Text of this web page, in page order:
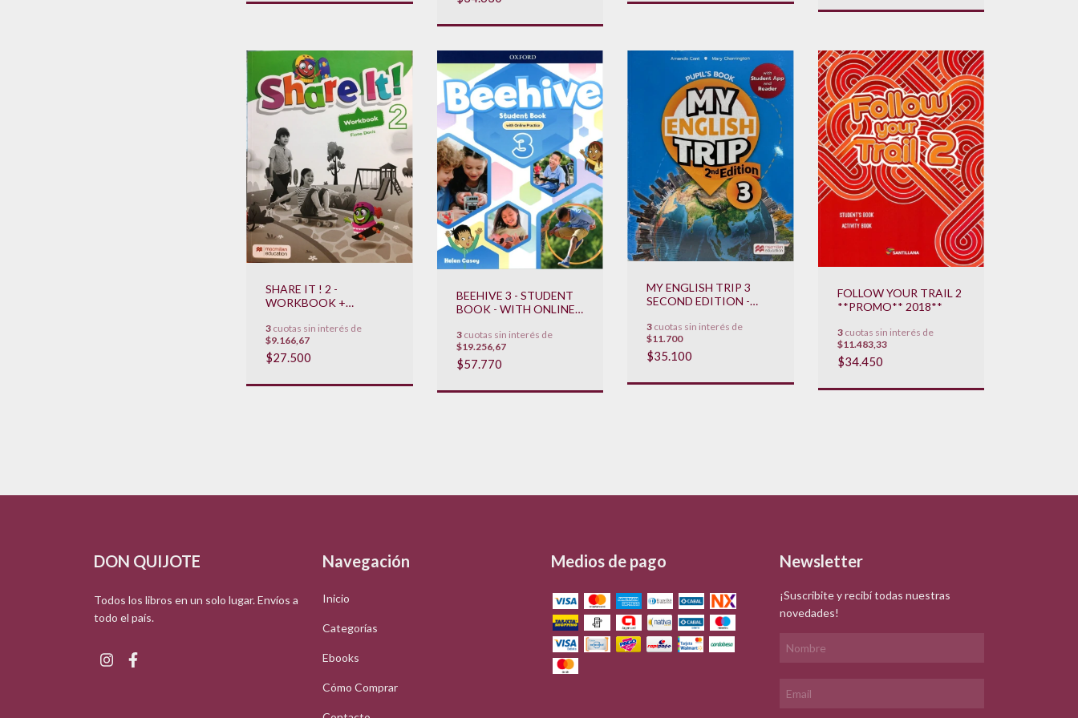
SHARE IT ! 2 -
WORKBOOK +
**NOVEDAD 2022**
3 cuotas sin interés de
$9.166,67
$27.500
BEEHIVE 3 - STUDENT
BOOK - WITH ONLINE
2023**
3cuotas sin interés de
$19.256,67
$57.770
MY ENGLISH TRIP 3
SECOND EDITION -
STUDENT APP AND
READER **NOVEDAD
2023**
3 cuotas sin interés de
$11.700
$35.100
FOLLOW YOUR TRAIL 2
**PROMO** 2018**
3cuotas sin interés de
$11.483,33
$34.450
DON QUIJOTE
Todos los libros en un solo lugar. Envíos a
todo el país.
Navegación
Inicio
Categorías
Ebooks
Cómo Comprar
Medios de pago Newsletter
¡Suscribite y recibí todas nuestras
novedades!